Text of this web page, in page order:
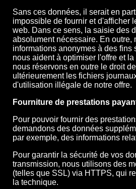
Sans ces données, il serait en
impossible de fournir et d'afficher
web. Dans ce sens, la saisie des
absolument nécessaire. En outre,
informations anonymes à des fins
nous aident à optimiser l'offre et
nous réservons en outre le droit
ultérieurement les fichiers
d'utilisation illégale de notre offre.
Fourniture de prestations
Pour pouvoir fournir des
demandons des données
par exemple, des informations
Pour garantir la sécurité de vos
transmission, nous utilisons des
(telles que SSL) via HTTPS, qui
la technique.